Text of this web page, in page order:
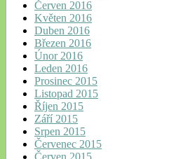
Červen 2016
Květen 2016
Duben 2016
Březen 2016
Únor 2016
Leden 2016
Prosinec 2015
Listopad 2015
Říjen 2015
Září 2015
Srpen 2015
Červenec 2015
Červen 2015